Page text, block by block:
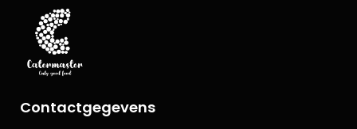
Contactgegevens